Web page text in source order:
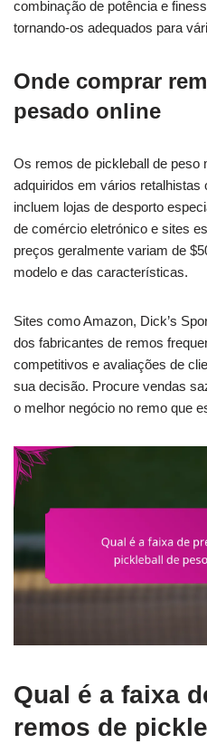
combinação de potência e
tornando-os adequados para
Onde comprar
pesado online
Os remos de pickleball de peso
adquiridos em vários retalhistas
incluem lojas de desporto
de comércio eletrónico e sites
preços geralmente variam de
modelo e das características.
Sites como Amazon, Dick’s
dos fabricantes de remos
competitivos e avaliações de
sua decisão. Procure vendas
o melhor negócio no remo que
Qual é a faixa
remos de